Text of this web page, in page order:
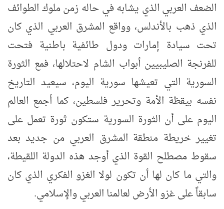
الضعف العربي الذي يشابه في حاله زمن ملوك الطوائف
الذي ذهب بالأندلس، وواقع المشرق العربي الذي كان
تحت سيادة إمارات ودول طائفية باطنية فتحت
للفرنجة الصليبيين أبواب الشام لاحتلالها، فمع الثورة
السورية التي تعيشها سورية اليوم، سيعيد التاريخ
نفسه بيقظة الأمة وتحرير فلسطين، كما أجمع العالم
اليوم على أن الثورة السورية ستكون ثورة تعمل على
تغيير خريطة منطقة المشرق العربي من جديد بعد
سقوط مصطلح القوة الذي أوجد هذه الدولة اللقيطة،
والتي ما كان لها أن تكون لولا الغزو الفكري الذي كان
سابقاً على غزو الأرض لعالمنا العربي والإسلامي.